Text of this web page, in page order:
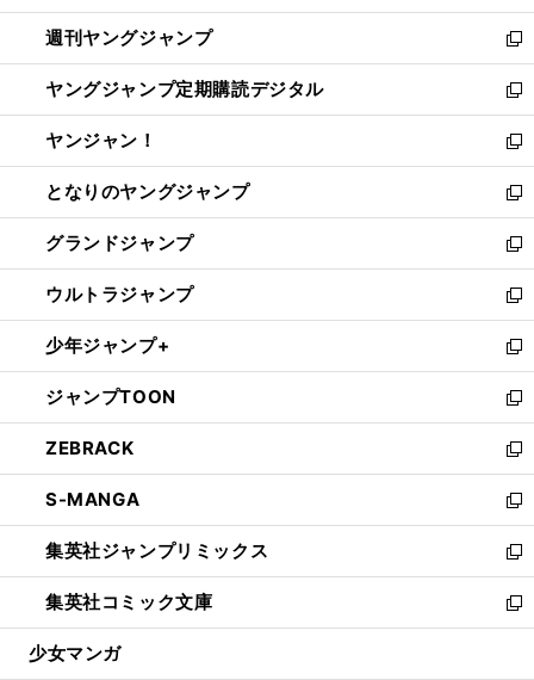
開
く
ウ
で
開
く
ン
ド
ウ
で
開
く
ウ
ィ
ン
ド
ウ
で
開
く
週刊ヤングジャンプ
新
し
い
ウ
ィ
ン
ド
ウ
で
開
く
ヤングジャンプ定期購読デジタル
新
し
い
ウ
ィ
ン
ド
ウ
で
開
く
ヤンジャン！
新
し
い
ウ
ィ
ン
ド
ウ
で
開
く
となりのヤングジャンプ
新
し
い
ウ
ィ
ン
ド
ウ
で
開
く
グランドジャンプ
新
し
い
ウ
ィ
ン
ド
ウ
で
開
く
ウルトラジャンプ
新
し
い
ウ
ィ
ン
ド
ウ
で
開
く
少年ジャンプ+
新
し
い
ウ
ィ
ン
ド
ウ
で
開
く
ジャンプTOON
新
し
い
ウ
ィ
ン
ド
ウ
で
開
ZEBRACK
新
し
い
ウ
ィ
ン
ド
ウ
S-MANGA
新
し
い
ウ
ィ
ン
集英社ジャンプリミックス
新
し
い
ウ
集英社コミック文庫
新
し
少女マンガ